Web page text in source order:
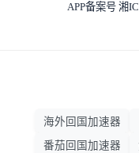
APP备案号 湘
海外回国加速器
番茄回国加速器